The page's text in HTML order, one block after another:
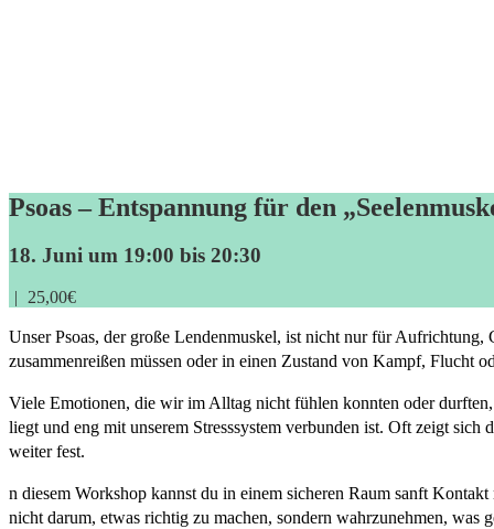
Psoas – Entspannung für den
18. Juni um 19:00 bis 20:30
| 25,00€
Unser Psoas, der große Lendenmuskel, ist nicht nur für
zusammenreißen müssen oder in einen Zustand von Kampf, Flucht
Viele Emotionen, die wir im Alltag nicht fühlen konnten oder
liegt und eng mit unserem Stresssystem verbunden ist. Oft zeigt
weiter fest.
n diesem Workshop kannst du in einem sicheren Raum sanft
nicht darum, etwas richtig zu machen, sondern wahrzunehmen, was